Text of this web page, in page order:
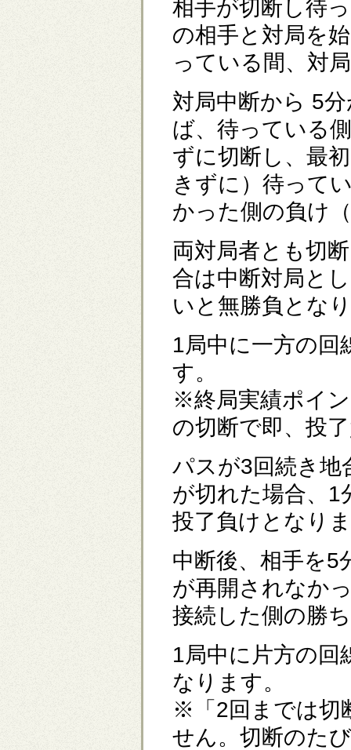
相手が切断し待
の相手と対局を
っている間、対
対局中断から 5
ば、待っている
ずに切断し、最
きずに）待って
かった側の負け
両対局者とも切
合は中断対局と
いと無勝負とな
1局中に一方の回
す。
※終局実績ポイ
の切断で即、投
パスが3回続き地
が切れた場合、1
投了負けとなり
中断後、相手を5
が再開されなか
接続した側の勝
1局中に片方の回
なります。
※「2回までは切
せん。切断のた